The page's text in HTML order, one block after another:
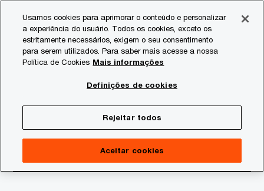
content
footer
Consultoria
Indicadores de capital
humano
Usamos cookies para aprimorar o conteúdo e personalizar
a experiência do usuário. Todos os cookies, exceto os
estritamente necessários, exigem o seu consentimento
para serem utilizados. Para saber mais acesse a nossa
Política de Cookies Mais informações
Definições de cookies
Rejeitar todos
Aceitar cookies